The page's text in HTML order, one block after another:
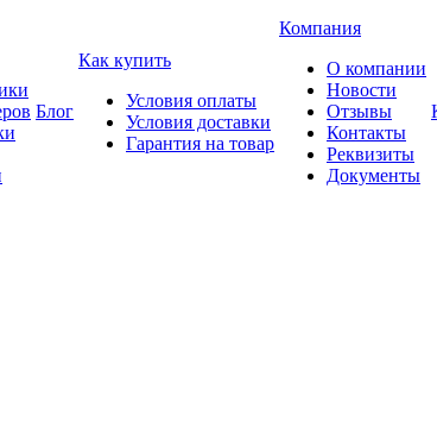
Блог
Как купить
Условия оплаты
Условия доставки
Гарантия на товар
Компания
О компании
Новости
Отзывы
Контакты
Реквизиты
Документы